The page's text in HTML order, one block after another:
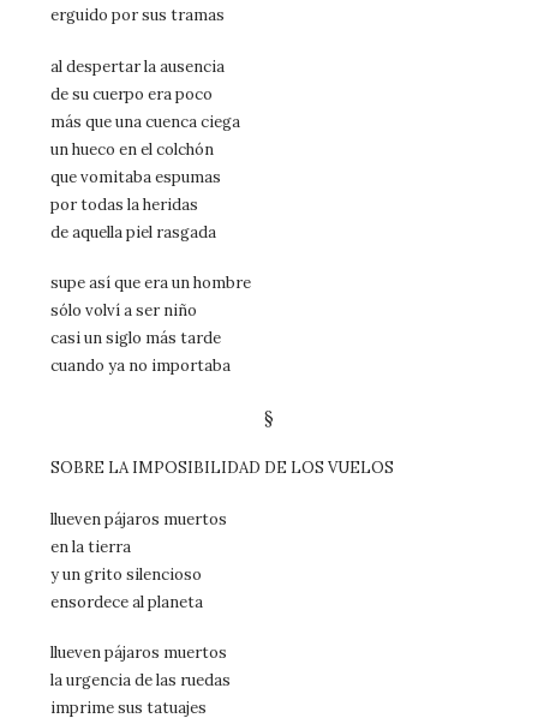
erguido por sus tramas
al despertar la ausencia
de su cuerpo era poco
más que una cuenca ciega
un hueco en el colchón
que vomitaba espumas
por todas la heridas
de aquella piel rasgada
supe así que era un hombre
sólo volví a ser niño
casi un siglo más tarde
cuando ya no importaba
§
SOBRE LA IMPOSIBILIDAD DE LOS VUELOS
llueven pájaros muertos
en la tierra
y un grito silencioso
ensordece al planeta
llueven pájaros muertos
la urgencia de las ruedas
imprime sus tatuajes